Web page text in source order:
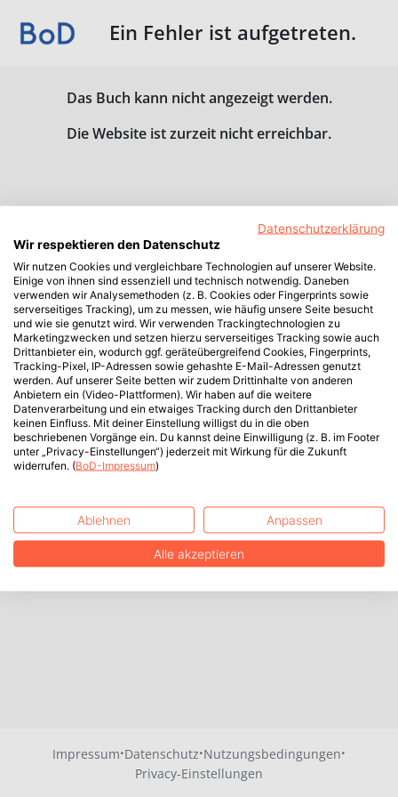
Ein Fehler ist aufgetreten.
Das Buch kann nicht angezeigt werden.
Die Website ist zurzeit nicht erreichbar.
Impressum·Datenschutz·Nutzungsbedingungen·
Privacy-Einstellungen
Datenschutzerklärung
Wir respektieren den Datenschutz
Wir nutzen Cookies und vergleichbare Technologien auf unserer Website.
Einige von ihnen sind essenziell und technisch notwendig. Daneben
verwenden wir Analysemethoden (z. B. Cookies oder Fingerprints sowie
serverseitiges Tracking), um zu messen, wie häufig unsere Seite besucht
und wie sie genutzt wird. Wir verwenden Trackingtechnologien zu
Marketingzwecken und setzen hierzu serverseitiges Tracking sowie auch
Drittanbieter ein, wodurch ggf. geräteübergreifend Cookies, Fingerprints,
Tracking-Pixel, IP-Adressen sowie gehashte E-Mail-Adressen genutzt
werden. Auf unserer Seite betten wir zudem Drittinhalte von anderen
Anbietern ein (Video-Plattformen). Wir haben auf die weitere
Datenverarbeitung und ein etwaiges Tracking durch den Drittanbieter
keinen Einfluss. Mit deiner Einstellung willigst du in die oben
beschriebenen Vorgänge ein. Du kannst deine Einwilligung (z. B. im Footer
unter „Privacy-Einstellungen“) jederzeit mit Wirkung für die Zukunft
widerrufen. (BoD-Impressum)
Ablehnen Anpassen
Alle akzeptieren